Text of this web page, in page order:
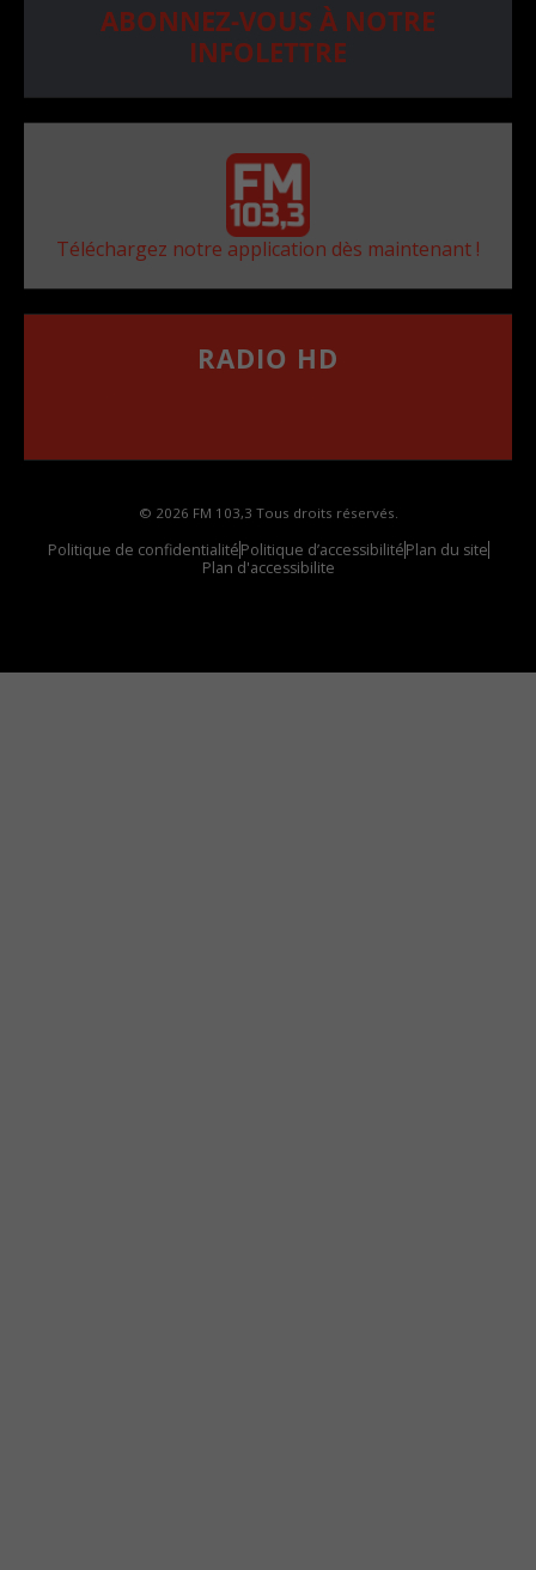
ABONNEZ-VOUS À NOTRE
INFOLETTRE
Téléchargez notre application dès maintenant !
RADIO HD
© 2026 FM 103,3 Tous droits réservés.
Politique de confidentialitéPolitique d’accessibilitéPlan du site
Plan d'accessibilite